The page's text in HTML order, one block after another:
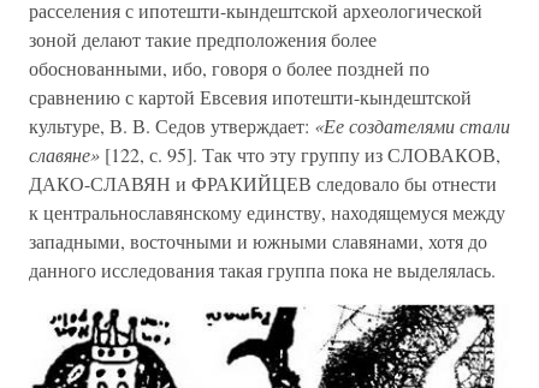
расселения с ипотешти-кындештской археологической
зоной делают такие предположения более
обоснованными, ибо, говоря о более поздней по
сравнению с картой Евсевия ипотешти-кындештской
культуре, В. В. Седов утверждает: «Ее создателями стали
славяне» [122, с. 95]. Так что эту группу из СЛОВАКОВ,
ДАКО-СЛАВЯН и ФРАКИЙЦЕВ следовало бы отнести
к центральнославянскому единству, находящемуся между
западными, восточными и южными славянами, хотя до
данного исследования такая группа пока не выделялась.